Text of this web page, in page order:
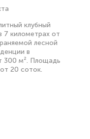
клубный
7 километрах от
лесной
в
300 м². Площадь
20 соток.